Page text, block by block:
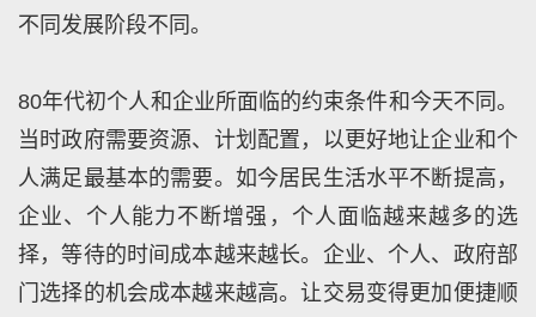
不同发展阶段不同。
80年代初个人和企业所面临的约束条件和今天不同。
当时政府需要资源、计划配置，以更好地让企业和个
人满足最基本的需要。如今居民生活水平不断提高，
企业、个人能力不断增强，个人面临越来越多的选
择，等待的时间成本越来越长。企业、个人、政府部
门选择的机会成本越来越高。让交易变得更加便捷顺